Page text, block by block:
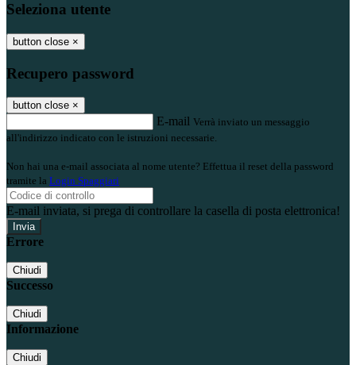
Seleziona utente
button close ×
Recupero password
button close ×
E-mail Verrà inviato un messaggio
all'indirizzo indicato con le istruzioni necessarie.
Non hai una e-mail associata al nome utente? Effettua il reset della password
tramite la Login Spaggiari
E-mail inviata, si prega di controllare la casella di posta elettronica!
Errore
Chiudi
Successo
Chiudi
Informazione
Chiudi